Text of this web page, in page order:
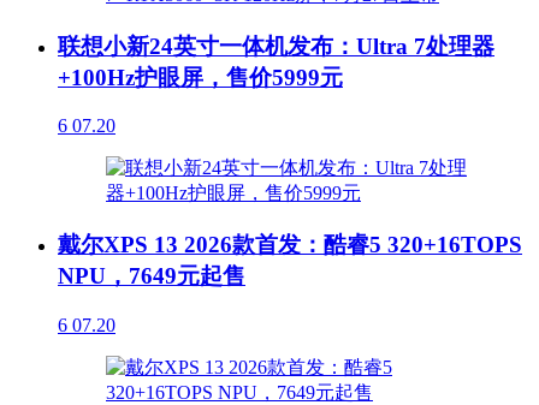
联想小新24英寸一体机发布：Ultra 7处理器
+100Hz护眼屏，售价5999元
6 07.20
戴尔XPS 13 2026款首发：酷睿5 320+16TOPS
NPU，7649元起售
6 07.20